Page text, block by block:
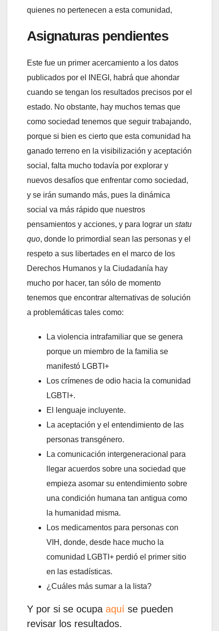
quienes no pertenecen a esta comunidad,
Asignaturas pendientes
Este fue un primer acercamiento a los datos
publicados por el INEGI, habrá que ahondar
cuando se tengan los resultados precisos por el
estado. No obstante, hay muchos temas que
como sociedad tenemos que seguir trabajando,
porque si bien es cierto que esta comunidad ha
ganado terreno en la visibilización y aceptación
social, falta mucho todavía por explorar y
nuevos desafíos que enfrentar como sociedad,
y se irán sumando más, pues la dinámica
social va más rápido que nuestros
pensamientos y acciones, y para lograr un statu
quo, donde lo primordial sean las personas y el
respeto a sus libertades en el marco de los
Derechos Humanos y la Ciudadanía hay
mucho por hacer, tan sólo de momento
tenemos que encontrar alternativas de solución
a problemáticas tales como:
La violencia intrafamiliar que se genera
porque un miembro de la familia se
manifestó LGBTI+
Los crímenes de odio hacia la comunidad
LGBTI+.
El lenguaje incluyente.
La aceptación y el entendimiento de las
personas transgénero.
La comunicación intergeneracional para
llegar acuerdos sobre una sociedad que
empieza asomar su entendimiento sobre
una condición humana tan antigua como
la humanidad misma.
Los medicamentos para personas con
VIH, donde, desde hace mucho la
comunidad LGBTI+ perdió el primer sitio
en las estadísticas.
¿Cuáles más sumar a la lista?
Y por si se ocupa aquí se pueden
revisar los resultados.